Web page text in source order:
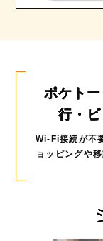
ポケト
行・
Wi-Fi接続が不
ョッピングや